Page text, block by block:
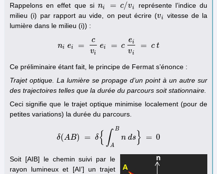
Rappelons en effet que sini = c/vi
ni c/ i
représente l’indice du
milieu (i) par rapport au vide, on peut écrire (vi
vi
vitesse de la
lumière dans le milieu (i)) :
ni ei =
c
vi
ei = c
ei
vi
= c t
n ei = cv i e = c ei vi = c t
Ce préliminaire étant fait, le principe de Fermat s’énonce :
Trajet optique. La lumière se propage d’un point à un autre sur
des trajectoires telles que la durée du parcours soit stationnaire.
Ceci signifie que le trajet optique minimise localement (pour de
petites variations) la durée du parcours.
δ(AB) = δ{ ∫ B
A
n ds } = 0
δ( B) = δ A ds} = 0
Soit [AIB] le chemin suivi par le
rayon lumineux et [AI’] un trajet